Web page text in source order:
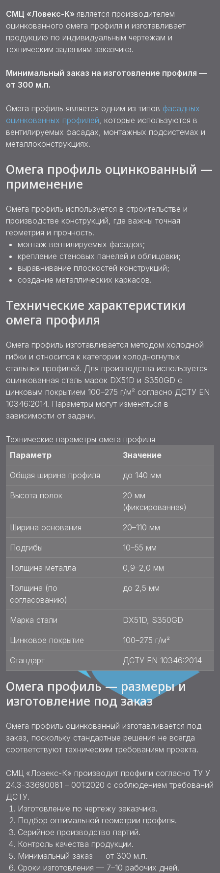
СМЦ «Ловекс-К» является производителем
оцинкованного омега профиля и изготавливает
продукцию по индивидуальным чертежам и
техническим заданиям заказчика.
Минимальный заказ на изготовление профиля —
от 300 м.п.
Омега профиль является одним из типов фасадных
оцинкованных профилей, которые используются в
вентилируемых фасадах, монтажных подсистемах и
металлоконструкциях.
Омега профиль оцинкованный —
применение
Омега профиль используется в строительстве и
производстве конструкций, где важны точная
геометрия и прочность.
монтаж вентилируемых фасадов;
крепление стеновых панелей и облицовки;
выравнивание плоскостей конструкций;
создание металлических каркасов.
Технические характеристики
омега профиля
Омега профиль изготавливается методом холодной
гибки и относится к категории холодногнутых
стальных профилей. Для производства используется
оцинкованная сталь марок DX51D и S350GD с
цинковым покрытием 100–275 г/м² согласно ДСТУ EN
10346:2014. Параметры могут изменяться в
зависимости от задачи.
Технические параметры омега профиля
Параметр
Значение
Общая ширина профиля до 140 мм
Высота полок
20 мм
(фиксированная)
Ширина основания 20–110 мм
Подгибы 10–55 мм
Толщина металла 0,9–2,0 мм
Толщина (по
согласованию)
до 2,5 мм
Марка стали DX51D, S350GD
Цинковое покрытие 100–275 г/м²
Стандарт ДСТУ EN 10346:2014
Омега профиль — размеры и
изготовление под заказ
Омега профиль оцинкованный изготавливается под
заказ, поскольку стандартные решения не всегда
соответствуют техническим требованиям проекта.
СМЦ «Ловекс-К» производит профили согласно ТУ У
24.3-33690081 – 001:2020 с соблюдением требований
ДСТУ.
Изготовление по чертежу заказчика.
Подбор оптимальной геометрии профиля.
Серийное производство партий.
Контроль качества продукции.
Минимальный заказ — от 300 м.п.
Сроки изготовления — 7–10 рабочих дней.